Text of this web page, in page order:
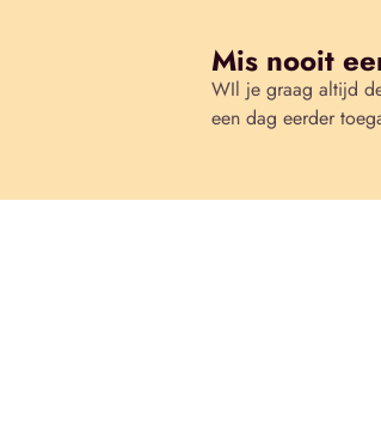
Mis nooit
WIl je graag altijd
een dag eerder